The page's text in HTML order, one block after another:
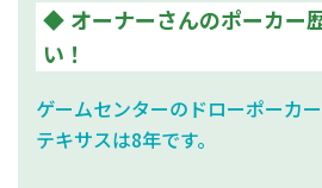
オーナーさんのポーカー
い！
ゲームセンターのドローポーカ
テキサスは8年です。